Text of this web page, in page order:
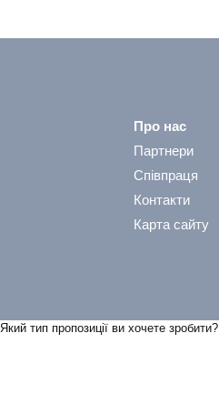
Про нас
Партнери
Співпраця
Контакти
Карта сайту
Який тип пропозицiї ви хочете зробити?